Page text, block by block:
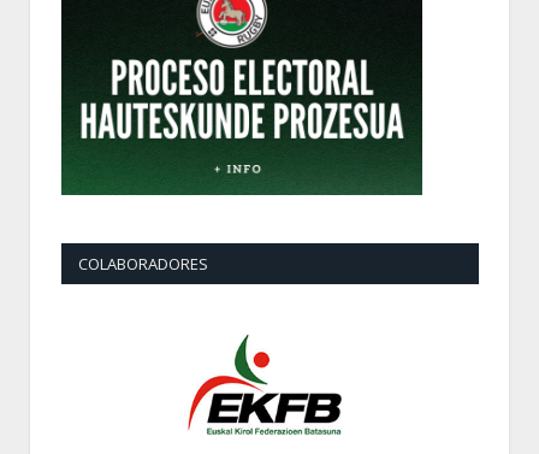
COLABORADORES